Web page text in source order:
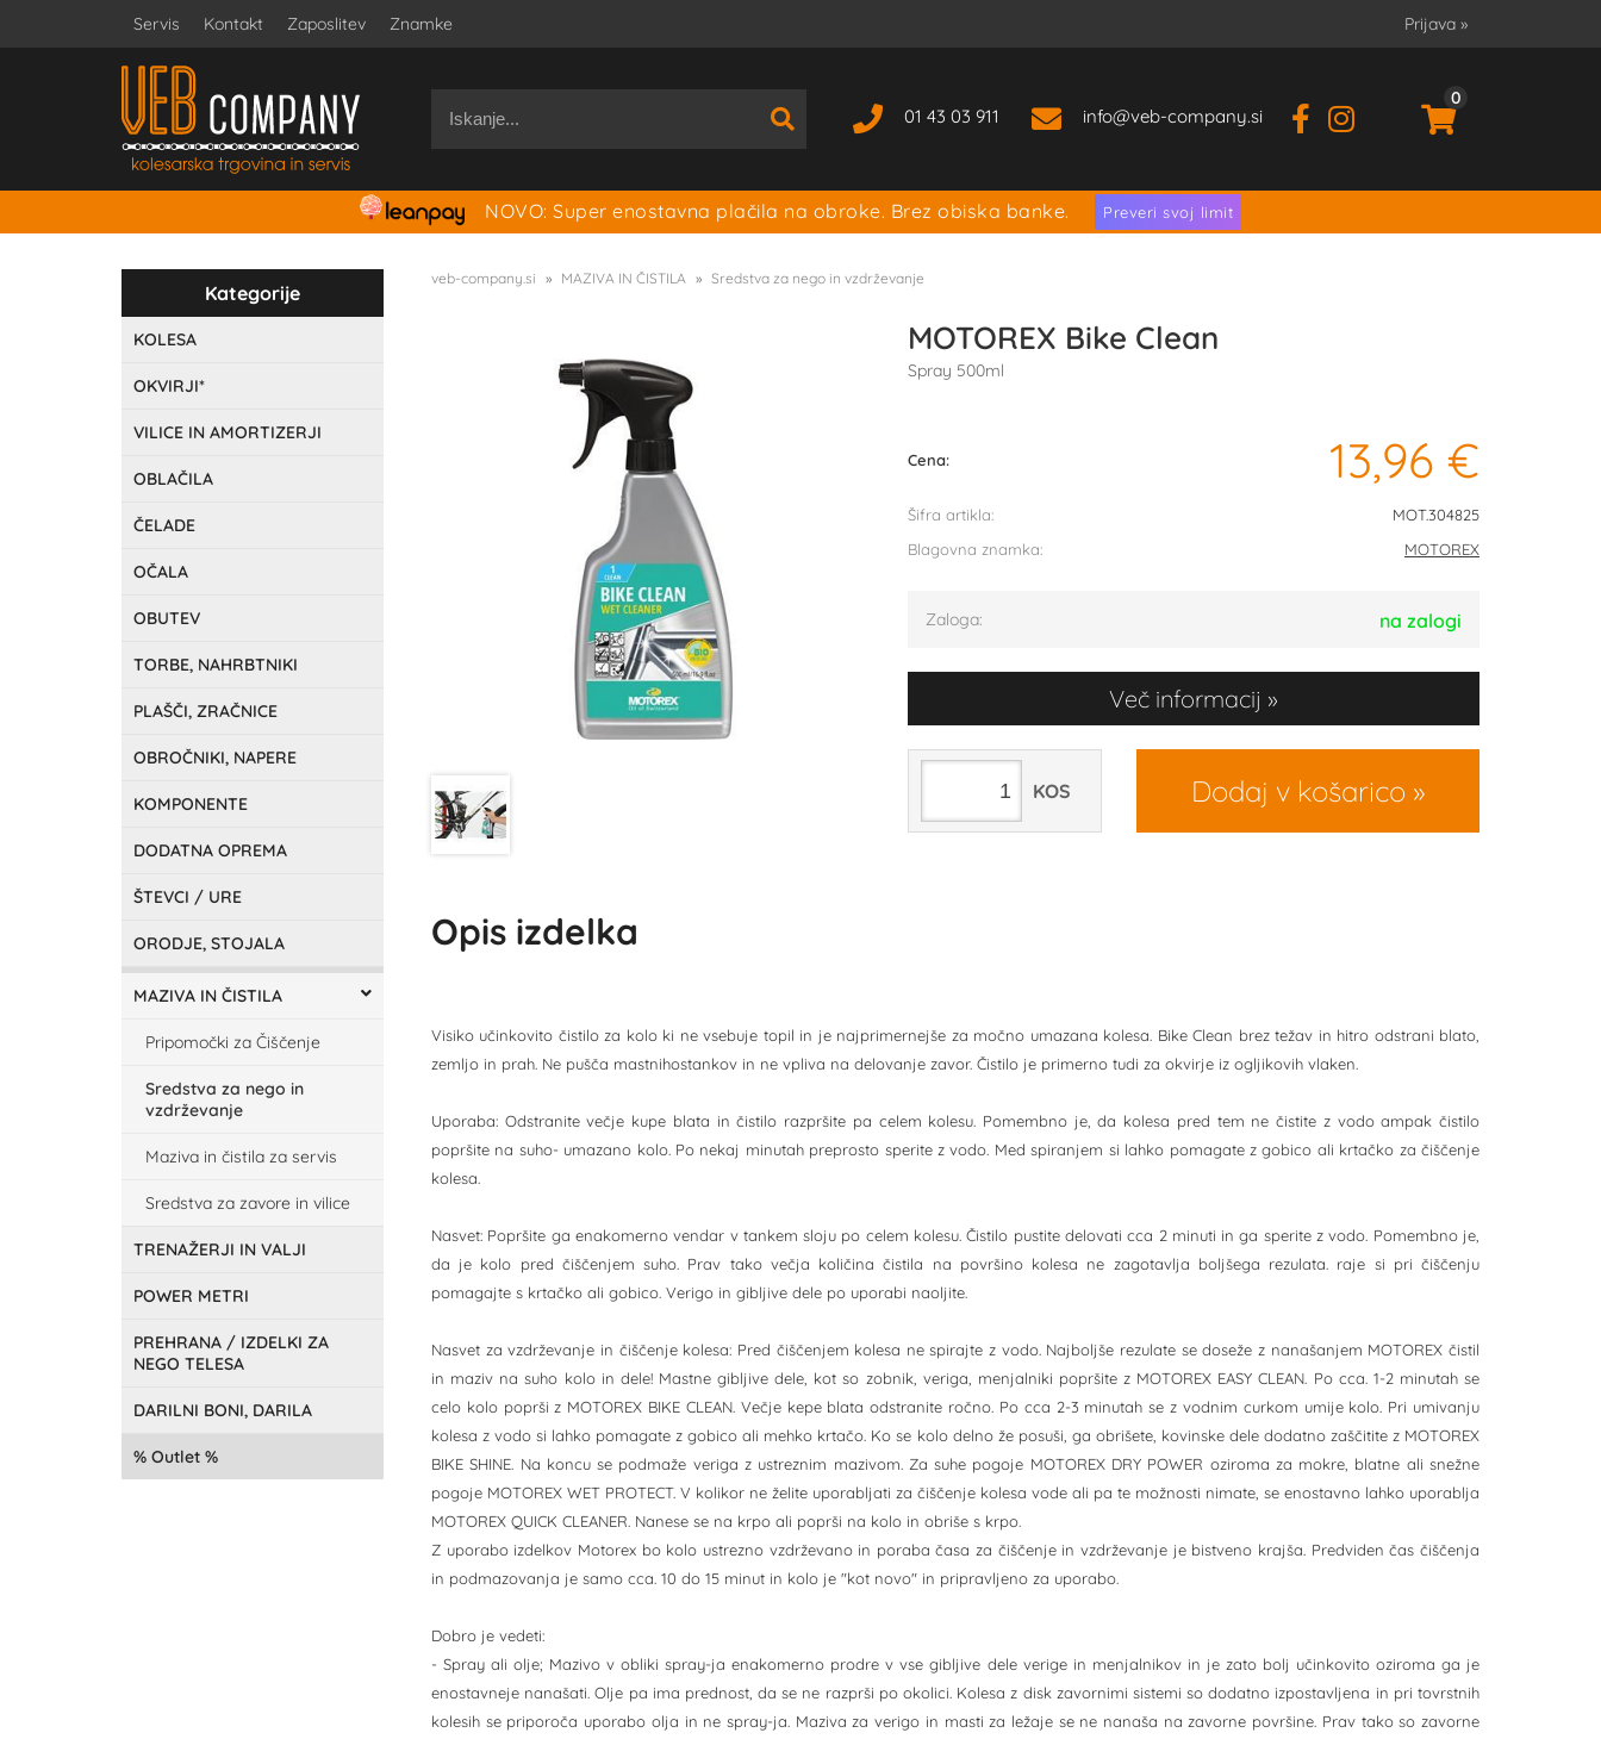
Servis Kontakt Zaposlitev Znamke Prijava »
01 43 03 911 info veb-company.si
0
NOVO: Super enostavna plačila na obroke. Brez obiska banke. Preveri svoj limit
Kategorije
KOLESA
OKVIRJI*
VILICE IN AMORTIZERJI
OBLAČILA
ČELADE
OČALA
OBUTEV
TORBE, NAHRBTNIKI
PLAŠČI, ZRAČNICE
OBROČNIKI, NAPERE
KOMPONENTE
DODATNA OPREMA
ŠTEVCI / URE
ORODJE, STOJALA
MAZIVA IN ČISTILA
Pripomočki za Čiščenje
Sredstva za nego in
vzdrževanje
Maziva in čistila za servis
Sredstva za zavore in vilice
TRENAŽERJI IN VALJI
POWER METRI
PREHRANA / IZDELKI ZA
NEGO TELESA
DARILNI BONI, DARILA
Outlet
veb-company.si MAZIVA IN ČISTILA Sredstva za nego in vzdrževanje
MOTOREX Bike Clean
Spray 500ml
Cena: 13,96 €
Šifra artikla:
MOT.304825
Blagovna znamka:
MOTOREX
Zaloga: na zalogi
Več informacij
Dodaj v košarico
KOS
Opis izdelka
Visiko učinkovito čistilo za kolo ki ne vsebuje topil in je najprimernejše za močno umazana kolesa. Bike Clean brez težav in hitro odstrani blato,
zemljo in prah. Ne pušča mastnihostankov in ne vpliva na delovanje zavor. Čistilo je primerno tudi za okvirje iz ogljikovih vlaken.
Uporaba: Odstranite večje kupe blata in čistilo razpršite pa celem kolesu. Pomembno je, da kolesa pred tem ne čistite z vodo ampak čistilo
popršite na suho- umazano kolo. Po nekaj minutah preprosto sperite z vodo. Med spiranjem si lahko pomagate z gobico ali krtačko za čiščenje
kolesa.
Nasvet: Popršite ga enakomerno vendar v tankem sloju po celem kolesu. Čistilo pustite delovati cca 2 minuti in ga sperite z vodo. Pomembno je,
da je kolo pred čiščenjem suho. Prav tako večja količina čistila na površino kolesa ne zagotavlja boljšega rezulata. raje si pri čiščenju
pomagajte s krtačko ali gobico. Verigo in gibljive dele po uporabi naoljite.
Nasvet za vzdrževanje in čiščenje kolesa: Pred čiščenjem kolesa ne spirajte z vodo. Najboljše rezulate se doseže z nanašanjem MOTOREX čistil
in maziv na suho kolo in dele! Mastne gibljive dele, kot so zobnik, veriga, menjalniki popršite z MOTOREX EASY CLEAN. Po cca. 1-2 minutah se
celo kolo poprši z MOTOREX BIKE CLEAN. Večje kepe blata odstranite ročno. Po cca 2-3 minutah se z vodnim curkom umije kolo. Pri umivanju
kolesa z vodo si lahko pomagate z gobico ali mehko krtačo. Ko se kolo delno že posuši, ga obrišete, kovinske dele dodatno zaščitite z MOTOREX
BIKE SHINE. Na koncu se podmaže veriga z ustreznim mazivom. Za suhe pogoje MOTOREX DRY POWER oziroma za mokre, blatne ali snežne
pogoje MOTOREX WET PROTECT. V kolikor ne želite uporabljati za čiščenje kolesa vode ali pa te možnosti nimate, se enostavno lahko uporablja
MOTOREX QUICK CLEANER. Nanese se na krpo ali poprši na kolo in obriše s krpo.
Z uporabo izdelkov Motorex bo kolo ustrezno vzdrževano in poraba časa za čiščenje in vzdrževanje je bistveno krajša. Predviden čas čiščenja
in podmazovanja je samo cca. 10 do 15 minut in kolo je "kot novo" in pripravljeno za uporabo.
Dobro je vedeti:
- Spray ali olje; Mazivo v obliki spray-ja enakomerno prodre v vse gibljive dele verige in menjalnikov in je zato bolj učinkovito oziroma ga je
enostavneje nanašati. Olje pa ima prednost, da se ne razprši po okolici. Kolesa z disk zavornimi sistemi so dodatno izpostavljena in pri tovrstnih
kolesih se priporoča uporabo olja in ne spray-ja. Maziva za verigo in masti za ležaje se ne nanaša na zavorne površine. Prav tako so zavorne